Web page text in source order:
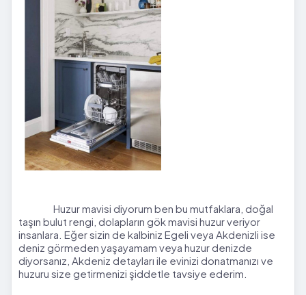
Huzur mavisi diyorum ben bu mutfaklara, doğal
taşın bulut rengi, dolapların gök mavisi huzur veriyor
insanlara. Eğer sizin de kalbiniz Egeli veya Akdenizli ise
deniz görmeden yaşayamam veya huzur denizde
diyorsanız, Akdeniz detayları ile evinizi donatmanızı ve
huzuru size getirmenizi şiddetle tavsiye ederim.